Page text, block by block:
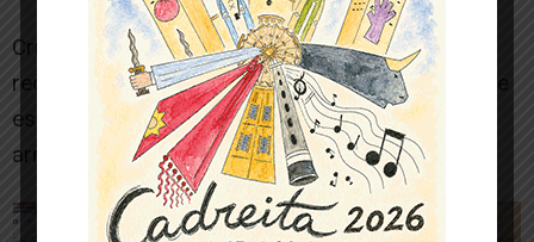
Cristian Beguer lo ha dado todo sobre el
rectángulo y ha vuelto a demostrar que el deporte
es salud aunque, en esta situación, parezca
arriesgado desafiarla.